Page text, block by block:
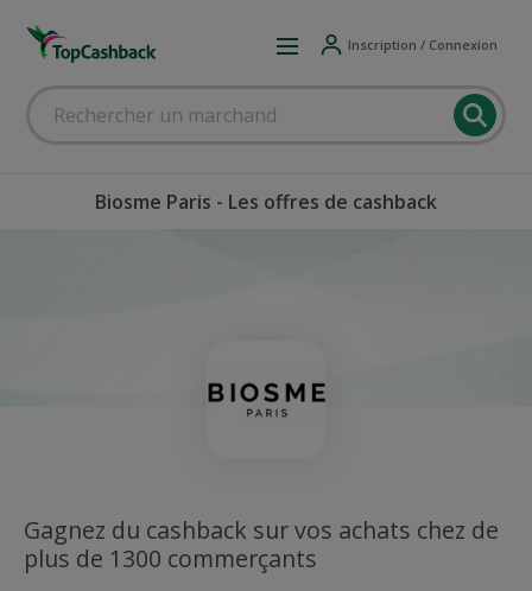
Inscription / Connexion
Biosme Paris - Les offres de cashback
Gagnez du cashback sur vos achats chez de
plus de 1300 commerçants